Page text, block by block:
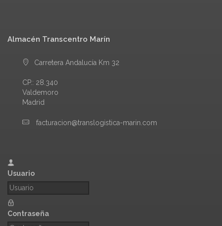
Almacén Transcentro Marín
Carretera Andalucía Km 32
CP.: 28.340
Valdemoro
Madrid
facturacion@translogistica-marin.com
Usuario
Contraseña